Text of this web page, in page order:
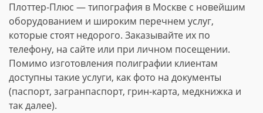
Плоттер-Плюс — типография в Москве с новейшим
оборудованием и широким перечнем услуг,
которые стоят недорого. Заказывайте их по
телефону, на сайте или при личном посещении.
Помимо изготовления полиграфии клиентам
доступны такие услуги, как фото на документы
(паспорт, загранпаспорт, грин-карта, медкнижка и
так далее).